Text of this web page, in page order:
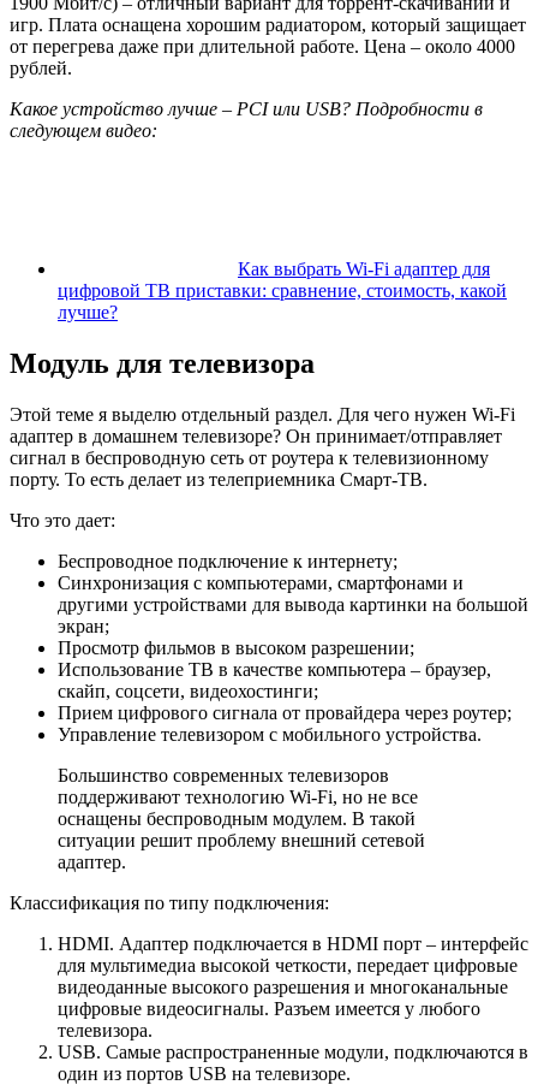
игр. Плата оснащена хорошим радиатором, который защищает
от перегрева даже при длительной работе. Цена – около 4000
рублей.
Какое устройство лучше – PCI или USB? Подробности в
следующем видео:
Как выбрать Wi-Fi адаптер для
цифровой ТВ приставки: сравнение, стоимость, какой
лучше?
Модуль для телевизора
Этой теме я выделю отдельный раздел. Для чего нужен Wi-Fi
адаптер в домашнем телевизоре? Он принимает/отправляет
сигнал в беспроводную сеть от роутера к телевизионному
порту. То есть делает из телеприемника Смарт-ТВ.
Что это дает:
Беспроводное подключение к интернету;
Синхронизация с компьютерами, смартфонами и
другими устройствами для вывода картинки на большой
экран;
Просмотр фильмов в высоком разрешении;
Использование ТВ в качестве компьютера – браузер,
скайп, соцсети, видеохостинги;
Прием цифрового сигнала от провайдера через роутер;
Управление телевизором с мобильного устройства.
Большинство современных телевизоров
поддерживают технологию Wi-Fi, но не все
оснащены беспроводным модулем. В такой
ситуации решит проблему внешний сетевой
адаптер.
Классификация по типу подключения:
HDMI. Адаптер подключается в HDMI порт – интерфейс
для мультимедиа высокой четкости, передает цифровые
видеоданные высокого разрешения и многоканальные
цифровые видеосигналы. Разъем имеется у любого
телевизора.
USB. Самые распространенные модули, подключаются в
один из портов USB на телевизоре.